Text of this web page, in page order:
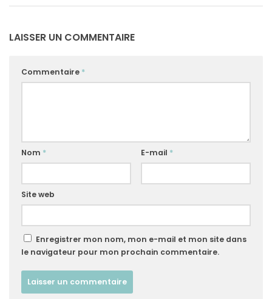
LAISSER UN COMMENTAIRE
Commentaire *
Nom * E-mail *
Site web
Enregistrer mon nom, mon e-mail et mon site dans
le navigateur pour mon prochain commentaire.